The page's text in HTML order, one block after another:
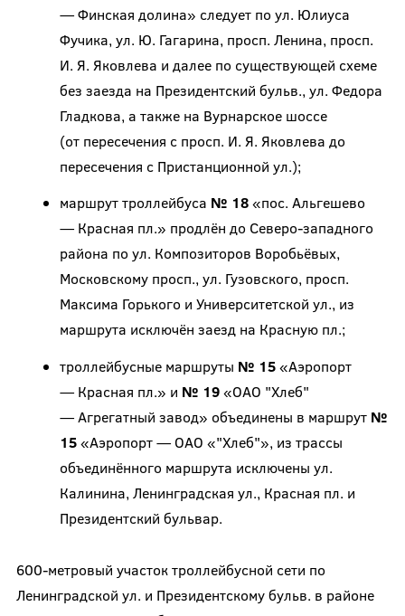
— Финская долина» следует по ул. Юлиуса
Фучика, ул. Ю. Гагарина, просп. Ленина, просп.
И. Я. Яковлева и далее по существующей схеме
без заезда на Президентский бульв., ул. Федора
Гладкова, а также на Вурнарское шоссе
(от пересечения с просп. И. Я. Яковлева до
пересечения с Пристанционной ул.);
маршрут троллейбуса № 18«пос. Альгешево
— Красная пл.» продлён до Северо-западного
района по ул. Композиторов Воробьёвых,
Московскому просп., ул. Гузовского, просп.
Максима Горького и Университетской ул., из
маршрута исключён заезд на Красную пл.;
троллейбусные маршруты № 15«Аэропорт
— Красная пл.» и № 19«ОАО "Хлеб"
— Агрегатный завод» объединены в маршрут №
15«Аэропорт — ОАО «"Хлеб"», из трассы
объединённого маршрута исключены ул.
Калинина, Ленинградская ул., Красная пл. и
Президентский бульвар.
600-метровый участок троллейбусной сети по
Ленинградской ул. и Президентскому бульв. в районе